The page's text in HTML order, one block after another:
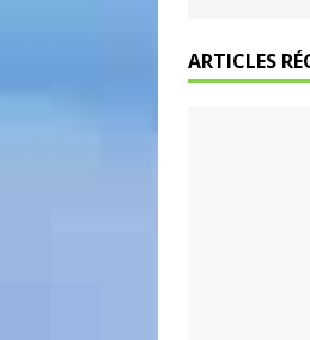
ARTICLES